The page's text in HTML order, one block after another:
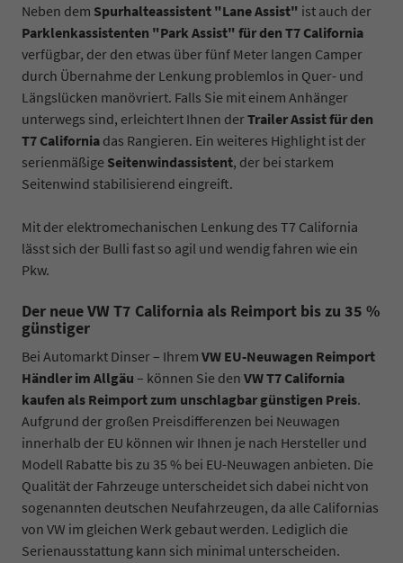
Neben dem Spurhalteassistent "Lane Assist" ist auch der
Parklenkassistenten "Park Assist" für den T7 California
verfügbar, der den etwas über fünf Meter langen Camper
durch Übernahme der Lenkung problemlos in Quer- und
Längslücken manövriert. Falls Sie mit einem Anhänger
unterwegs sind, erleichtert Ihnen derTrailer Assist für den
T7 California das Rangieren. Ein weiteres Highlight ist der
serienmäßige Seitenwindassistent, der bei starkem
Seitenwind stabilisierend eingreift.
Mit der elektromechanischen Lenkung des T7 California
lässt sich der Bulli fast so agil und wendig fahren wie ein
Pkw.
Der neue VW T7 California als Reimport bis zu 35 %
günstiger
Bei Automarkt Dinser – Ihrem VW EU-Neuwagen Reimport
Händler im Allgäu – können Sie den VW T7 California
kaufen als Reimport zum unschlagbar günstigen Preis.
Aufgrund der großen Preisdifferenzen bei Neuwagen
innerhalb der EU können wir Ihnen je nach Hersteller und
Modell Rabatte bis zu 35 % bei EU-Neuwagen anbieten. Die
Qualität der Fahrzeuge unterscheidet sich dabei nicht von
sogenannten deutschen Neufahrzeugen, da alle Californias
von VW im gleichen Werk gebaut werden. Lediglich die
Serienausstattung kann sich minimal unterscheiden.